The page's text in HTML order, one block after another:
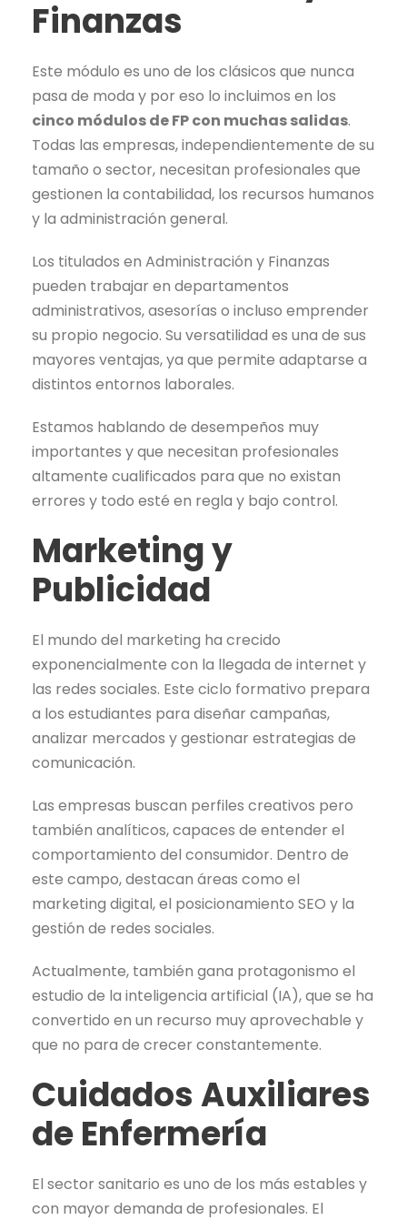
Finanzas
Este módulo es uno de los clásicos que nunca
pasa de moda y por eso lo incluimos en los
cinco módulos de FP con muchas salidas.
Todas las empresas, independientemente de su
tamaño o sector, necesitan profesionales que
gestionen la contabilidad, los recursos humanos
y la administración general.
Los titulados en Administración y Finanzas
pueden trabajar en departamentos
administrativos, asesorías o incluso emprender
su propio negocio. Su versatilidad es una de sus
mayores ventajas, ya que permite adaptarse a
distintos entornos laborales.
Estamos hablando de desempeños muy
importantes y que necesitan profesionales
altamente cualificados para que no existan
errores y todo esté en regla y bajo control.
Marketing y
Publicidad
El mundo del marketing ha crecido
exponencialmente con la llegada de internet y
las redes sociales. Este ciclo formativo prepara
a los estudiantes para diseñar campañas,
analizar mercados y gestionar estrategias de
comunicación.
Las empresas buscan perfiles creativos pero
también analíticos, capaces de entender el
comportamiento del consumidor. Dentro de
este campo, destacan áreas como el
marketing digital, el posicionamiento SEO y la
gestión de redes sociales.
Actualmente, también gana protagonismo el
estudio de la inteligencia artificial (IA), que se ha
convertido en un recurso muy aprovechable y
que no para de crecer constantemente.
Cuidados Auxiliares
de Enfermería
El sector sanitario es uno de los más estables y
con mayor demanda de profesionales. El